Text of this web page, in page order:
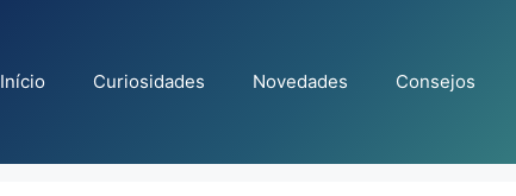
Início Curiosidades Novedades Consejos